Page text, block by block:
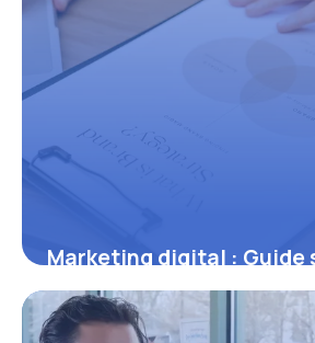
Marketing digital : Guide
2026
8 juillet 2026